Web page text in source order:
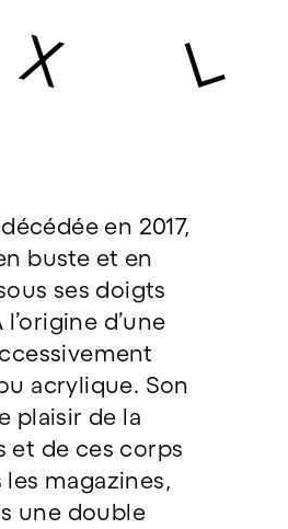
en 2017,
buste et en
ses doigts
d’une
acrylique. Son
plaisir de la
et de ces corps
magazines,
une double